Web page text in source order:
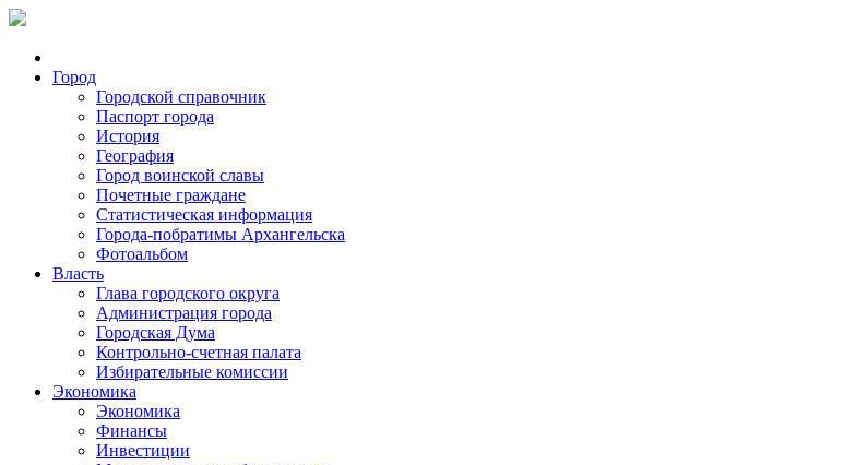
Город
Городской справочник
Паспорт города
История
География
Город воинской славы
Почетные граждане
Статистическая информация
Города-побратимы Архангельска
Фотоальбом
Власть
Глава городского округа
Администрация города
Городская Дума
Контрольно-счетная палата
Избирательные комиссии
Экономика
Экономика
Финансы
Инвестиции